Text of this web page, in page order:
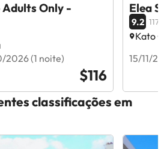
Only -
2026 (1 noite)
$116
Elea
9.2 117
Kato
15/11/
classificações em